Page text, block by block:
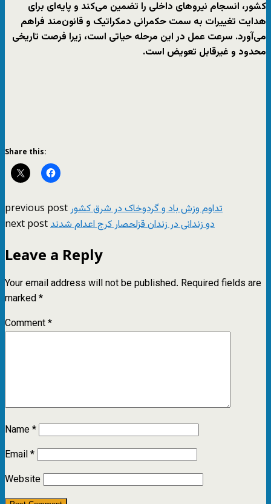
کشور، انسجام نیروهای داخلی را تضمین می‌کند و پایه‌ای برای
هدایت تغییرات به سمت حکمرانی دمکراتیک و قانون‌مند فراهم
می‌آورد. سرعت عمل در این مرحله حیاتی است، زیرا فرصت تاریخی
محدود و غیرقابل تعویض است.
Share this:
previous post تداوم وزش باد و گردوخاک در شرق کشور
next postدو زندانی در زندان قزلحصار کرج اعدام شدند
Leave a Reply
Your email address will not be published. Required fields are
marked*
Comment*
Name*
Email*
Website